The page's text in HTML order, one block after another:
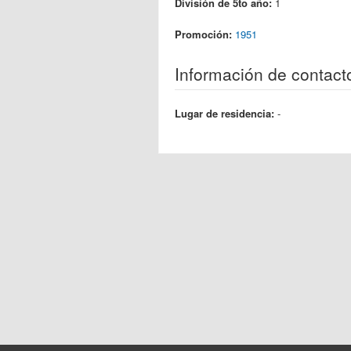
Promoción: 1951
Información de
Lugar de residencia: -